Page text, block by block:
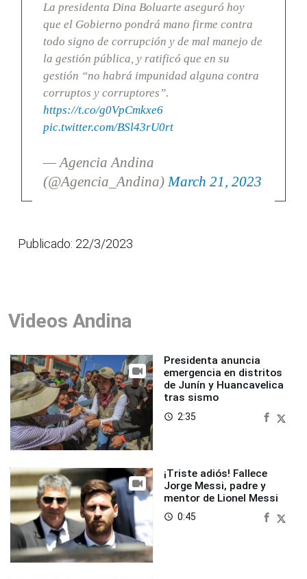
La presidenta Dina Boluarte aseguró hoy
que el Gobierno pondrá mano firme contra
todo signo de corrupción y de mal manejo de
la gestión pública, y ratificó que en su
gestión “no habrá impunidad alguna contra
corruptos y corruptores”.
https://t.co/g0VpCmkxe6
pic.twitter.com/BSl43rU0rt
— Agencia Andina
(@Agencia_Andina) March 21, 2023
Publicado: 22/3/2023
Videos Andina
Presidenta anuncia
emergencia en distritos
de Junín y Huancavelica
tras sismo
access_time 2:35
¡Triste adiós! Fallece
Jorge Messi, padre y
mentor de Lionel Messi
access_time 0:45